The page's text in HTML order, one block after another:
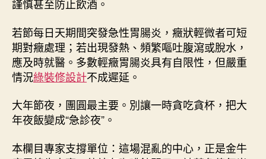
謹慎甚至防止飲酒。
若節每日天期間突發急性胃腸炎，癥狀輕微者可短
期對癥處理；若出現發熱、頻繁嘔吐腹瀉或脫水，
應及時就醫。多數輕癥胃腸炎具有自限性，但嚴重
情況綠裝修設計不成遲延。
大年節夜，團圓最主要。別讓一時貪吃貪杯，把大
年夜飯變成“急診夜”。
本欄目專家支撐單位：這場混亂的中心，正是金牛